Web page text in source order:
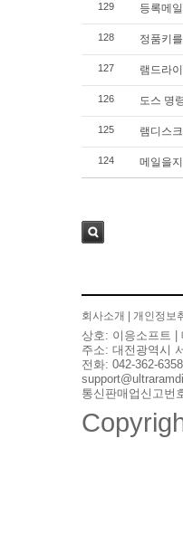
129 등록메
128 정품키
127 램드라
126 도스 명
125 램디스
124 메일을
회사소개 개인정보
상호: 이응소프트 |
주소: 대전광역시
전화: 042-362-
통신판매업신고번